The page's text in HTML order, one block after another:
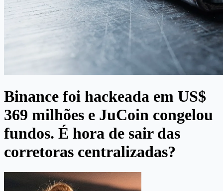
Binance foi hackeada em US$
369 milhões e JuCoin congelou
fundos. É hora de sair das
corretoras centralizadas?